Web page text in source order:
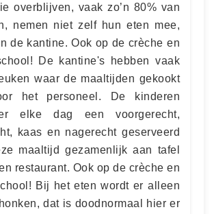
overblijven, vaak zo’n 80% van
nemen niet zelf hun eten mee,
de kantine. Ook op de crèche en
De kantine's hebben vaak
waar de maaltijden gekookt
het personeel. De kinderen
elke dag een voorgerecht,
kaas en nagerecht geserveerd
maaltijd gezamenlijk aan tafel
restaurant. Ook op de crèche en
Bij het eten wordt er alleen
dat is doodnormaal hier er